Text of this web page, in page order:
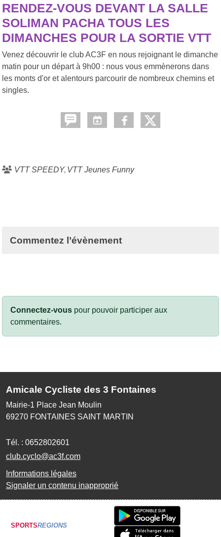
RENDEZ-VOUS DEVANT LA SALLE
SOLIMAN PACHA TOUS LES
DIMANCHES POUR LA SORTIE VTT
Venez découvrir le club AC3F en nous rejoignant le dimanche
matin pour un départ à 9h00 : nous vous emmènerons dans
les monts d'or et alentours parcourir de nombreux chemins et
singles.
VTT SPEEDY VTT Jeunes Funny
Commentez l’évènement
Connectez-vous pour pouvoir participer aux
commentaires.
Amicale Cycliste des 3 Fontaines
Mairie-1 Place Jean Moulin
69270 FONTAINES SAINT MARTIN
Tél. : 0652802601
club.cyclo@ac3f.com
Informations légales
Signaler un contenu inapproprié
SPORTSREGIONS